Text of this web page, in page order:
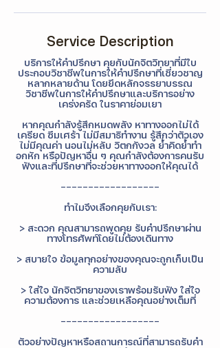
Service Description
บริการให้คำปรึกษา คุยกับนักจิตวิทยาที่มีใบ
ประกอบวิชาชีพในการให้คำปรึกษาที่เชี่ยวชาญ
หลากหลายด้าน โดยยึดหลักจรรยาบรรณ
วิชาชีพในการให้คำปรึกษาและบริการอย่าง
เคร่งครัด ในราคาย่อมเยา
หากคุณกำลังรู้สึกหมดพลัง หาทางออกไม่ได้
เครียด ซึมเศร้า ไม่มีสมาธิทำงาน รู้สึกว่าตัวเอง
ไม่มีคุณค่า นอนไม่หลับ วิตกกังวล ย้ำคิดย้ำทำ
อกหัก หรือปัญหาอื่น ๆ คุณกำลังต้องการคนรับ
ฟังและที่ปรึกษาที่จะช่วยหาทางออกให้คุณได้
------------------
ทำไมจึงเลือกคุยกับเรา:
> สะดวก คุณสามารถพูดคุย รับคำปรึกษาผ่าน
ทางโทรศัพท์โดยไม่ต้องเดินทาง
> สบายใจ ข้อมูลทุกอย่างของคุณจะถูกเก็บเป็น
ความลับ
> ใส่ใจ นักจิตวิทยาของเราพร้อมรับฟัง ใส่ใจ
ความต้องการ และช่วยเหลือคุณอย่างเต็มที่
------------------
ตัวอย่างปัญหาหรือสถานการณ์ที่สามารถรับคำ